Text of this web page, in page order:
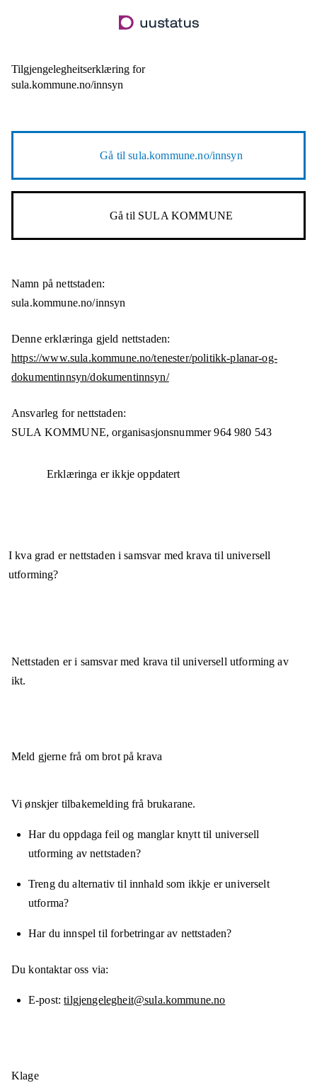
til
Tilgjengelegheitserklæring for
sula.kommune.no/innsyn
Gå tilsula.kommune.no/innsyn
Gå til SULA KOMMUNE
Namn på nettstaden:
sula.kommune.no/innsyn
Denne erklæringa gjeld nettstaden:
https://www.sula.kommune.no/tenester/politikk-planar-og-
dokumentinnsyn/dokumentinnsyn/
Ansvarleg for nettstaden:
SULA KOMMUNE,organisasjonsnummer 964 980 543
Erklæringa er ikkje oppdatert
I kva grad er nettstaden i samsvar med krava til universell
utforming?
Nettstaden eri samsvarmed krava til universell utforming av
ikt.
Meld gjerne frå om brot på krava
Vi ønskjer tilbakemelding frå brukarane.
Har du oppdaga feil og manglar knytt til universell
utforming av nettstaden?
Treng du alternativ til innhald som ikkje er universelt
utforma?
Har du innspel til forbetringar av nettstaden?
Du kontaktar oss via:
E-post tilgjengelegheit@sula.kommune.no
Klage